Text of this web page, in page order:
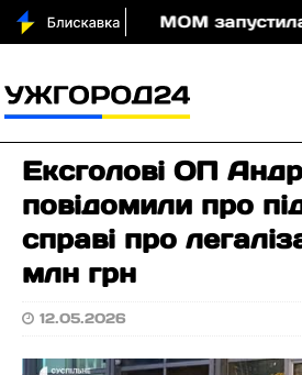
вночі МОМ запустила
Ексголові ОП
повідомили про
справі про
млн грн
12.05.2026